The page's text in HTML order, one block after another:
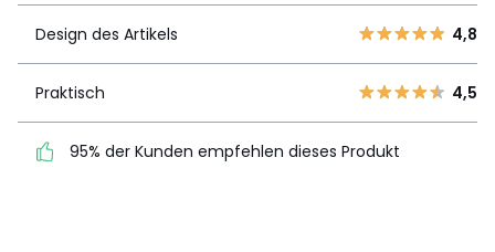
4,8
95% der Kunden
Design des Artikels 4,8
Praktisch 4,5
95% der Kunden empfehlen dieses Produkt